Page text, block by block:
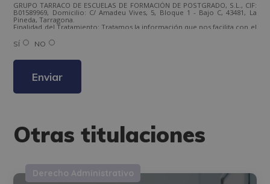
GRUPO TARRACO DE ESCUELAS DE FORMACIÓN DE POSTGRADO, S.L., CIF:
B01589969, Domicilio: C/ Amadeu Vives, 5, Bloque 1 - Bajo C, 43481, La
Pineda, Tarragona.
Finalidad del Tratamiento: Tratamos la información que nos facilita con el
los productos ofrecidos y otros tipo de productos que fueran de su
interés.
Derechos: Puede ejercitar sus derechos identificándose suficientemente,
Para más información consulte nuestra Política de Privacidad.
SÍ NO
Otras titulaciones
Derecho Administrativo